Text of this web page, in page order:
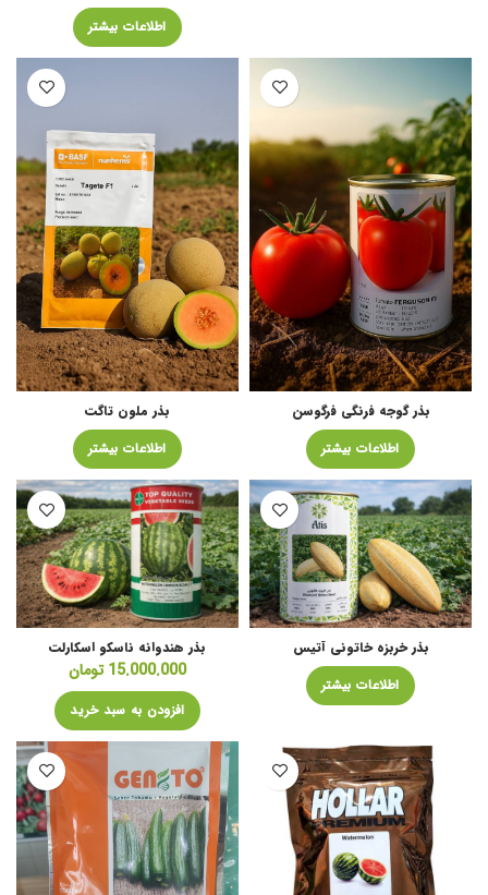
اطلاعات بیشتر
بذر گوجه فرنگی فرگوسن
اطلاعات بیشتر
بذر ملون تاگت
اطلاعات بیشتر
بذر خربزه خاتونی آتیس
اطلاعات بیشتر
بذر هندوانه ناسکو اسکارلت
15.000.000 تومان
افزودن به سبد خرید